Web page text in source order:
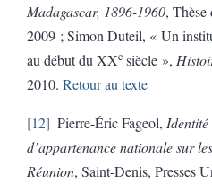
Madagascar, 1896-1960, Thèse
2009 ; Simon Duteil, « Un
au début du XXe siècle »,
2010. Retour au texte
12 Pierre-Éric Fageol,
d’appartenance nationale sur
Réunion, Saint-Denis, Presses